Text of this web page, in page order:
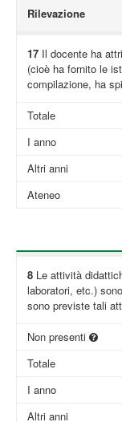
Rilevazione
17Il docente ha
(cioè ha fornito le
compilazione, ha
Totale
I anno
Altri anni
Ateneo
8Le attività
laboratori, etc.)
sono previste tali
Non presenti
Totale
I anno
Altri anni